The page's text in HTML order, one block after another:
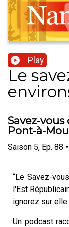
Play
Le
Savez-
Pont-à-
Saison 5, Ep. 88 •
“Le Savez-
l'Est
ignorez sur elle.
Un podcast